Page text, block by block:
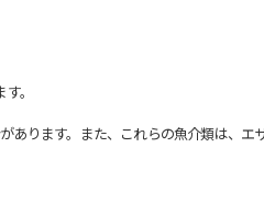
。
ります。また、これらの魚介類は、エ